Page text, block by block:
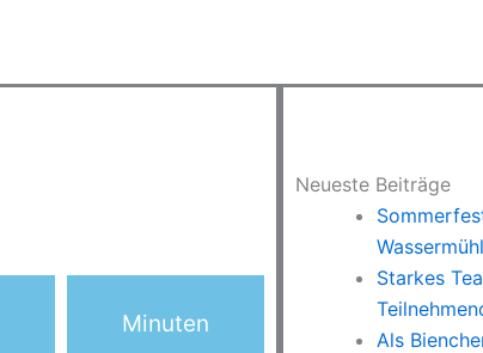
Minuten
Neueste Beiträge
Starkes
Als